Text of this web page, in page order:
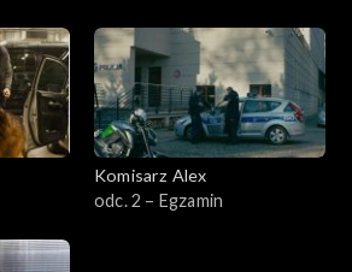
Komisarz Alex
odc. 2 – Egzamin